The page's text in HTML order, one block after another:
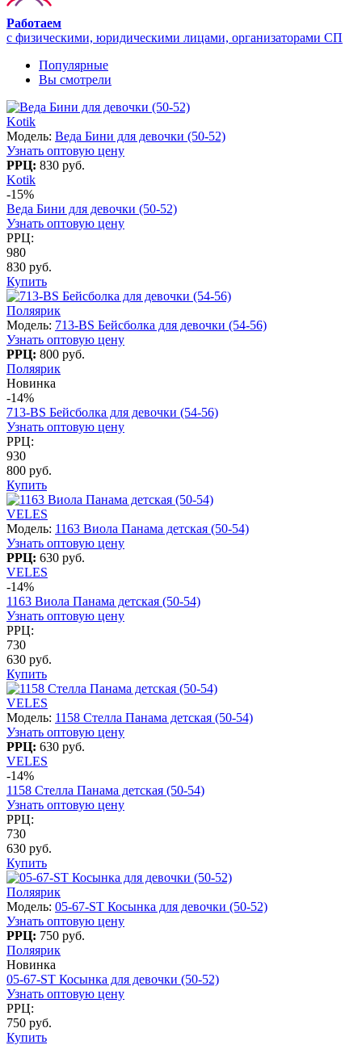
Работаем
с физическими, юридическими лицами, организаторами СП
Популярные
Вы смотрели
Kotik
Модель: Веда Бини для девочки (50-52)
Узнать оптовую цену
РРЦ: 830 руб.
Kotik
-15%
Веда Бини для девочки (50-52)
Узнать оптовую цену
РРЦ:
980
830 руб.
Купить
Поляярик
Модель: 713-BS Бейсболка для девочки (54-56)
Узнать оптовую цену
РРЦ: 800 руб.
Поляярик
Новинка
-14%
713-BS Бейсболка для девочки (54-56)
Узнать оптовую цену
РРЦ:
930
800 руб.
Купить
VELES
Модель: 1163 Виола Панама детская (50-54)
Узнать оптовую цену
РРЦ: 630 руб.
VELES
-14%
1163 Виола Панама детская (50-54)
Узнать оптовую цену
РРЦ:
730
630 руб.
Купить
VELES
Модель: 1158 Стелла Панама детская (50-54)
Узнать оптовую цену
РРЦ: 630 руб.
VELES
-14%
1158 Стелла Панама детская (50-54)
Узнать оптовую цену
РРЦ:
730
630 руб.
Купить
Поляярик
Модель: 05-67-ST Косынка для девочки (50-52)
Узнать оптовую цену
РРЦ: 750 руб.
Поляярик
Новинка
05-67-ST Косынка для девочки (50-52)
Узнать оптовую цену
РРЦ:
750 руб.
Купить